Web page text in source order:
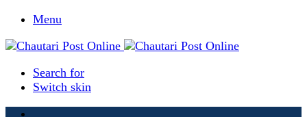
Menu
Search for
Switch skin